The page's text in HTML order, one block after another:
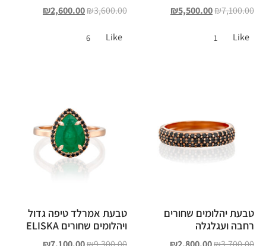
₪7,100.00
₪5,500.00
Like
1
₪3,600.00
₪2,600.00
Like
6
טבעת יהלומים שחורים
רחבה ועגלגלה
טבעת אמרלד טיפה גדול
ויהלומים שחורים ELISKA